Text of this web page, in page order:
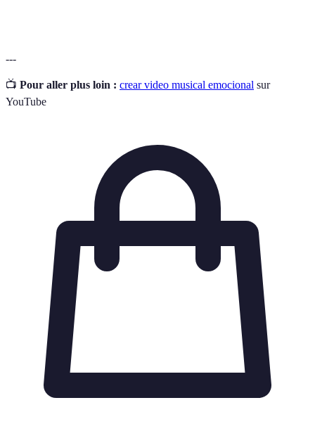
---
📺 Pour aller plus loin : crear video musical emocional sur
YouTube